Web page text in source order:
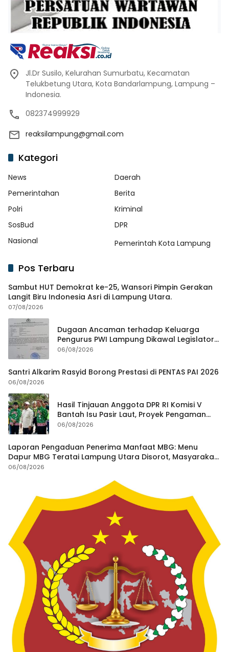
Jl.Dr Susilo, Kelurahan Sumurbatu, Kecamatan
Telukbetung Utara, Kota Bandarlampung, Lampung –
Indonesia.
082374999929
reaksilampung@gmail.com
Kategori
News
Daerah
Pemerintahan
Berita
Polri
Kriminal
SosBud
DPR
Nasional
Pemerintah Kota Lampung
Pos Terbaru
Sambut HUT Demokrat ke-25, Wansori Pimpin Gerakan
Langit Biru Indonesia Asri di Lampung Utara.
07/08/2026
Dugaan Ancaman terhadap Keluarga
Pengurus PWI Lampung Dikawal Legislator
dan Jurnalis
06/08/2026
Santri Alkarim Rasyid Borong Prestasi di PENTAS PAI 2026
06/08/2026
Hasil Tinjauan Anggota DPR RI Komisi V
Bantah Isu Pasir Laut, Proyek Pengaman
Pantai Mandiri Sejati Dipastikan Sesuai
06/08/2026
Laporan Pengaduan Penerima Manfaat MBG: Menu
Dapur MBG Teratai Lampung Utara Disorot, Masyarakat
Minta Satgas Lakukan Investigasi
06/08/2026